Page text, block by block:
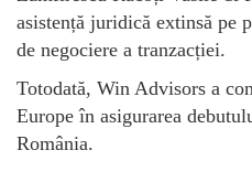
asistență juridică extinsă pe
de negociere a tranzacției.
Totodată, Win Advisors a
Europe în asigurarea
România.